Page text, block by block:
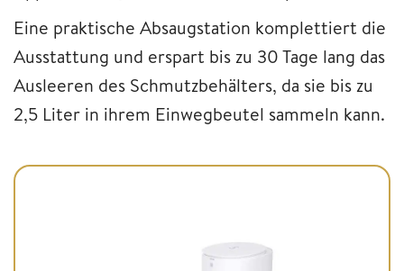
Eine praktische Absaugstation komplettiert die
Ausstattung und erspart bis zu 30 Tage lang das
Ausleeren des Schmutzbehälters, da sie bis zu
2,5 Liter in ihrem Einwegbeutel sammeln kann.